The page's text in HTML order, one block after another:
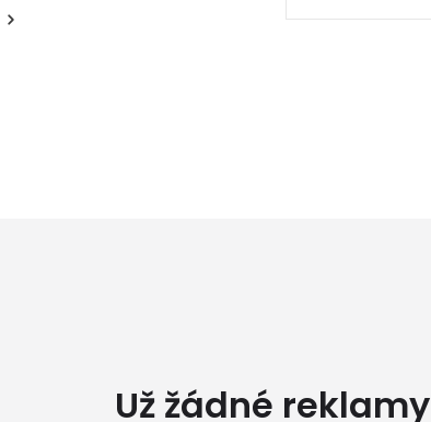
Už žádné reklamy